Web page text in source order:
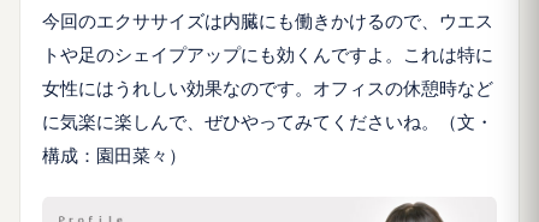
今回のエクササイズは内臓にも働きかけるので、ウエス
トや足のシェイプアップにも効くんですよ。これは特に
女性にはうれしい効果なのです。オフィスの休憩時など
に気楽に楽しんで、ぜひやってみてくださいね。（文・
構成：園田菜々）